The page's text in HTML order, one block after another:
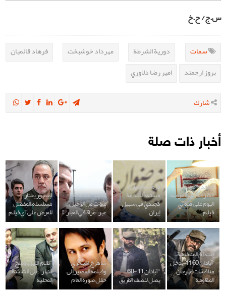
س.ج/ ح.خ
سمات دورية الشرطة مهرداد خوشبخت
فرهاد قائميان
بروز ارجمند
امير رضا دلاوري
شارك
أخبار ذات صلة
شاهد: "دورية
الشرطة" يبدأ عرضه
اليوم على قناة آي
فيلم
فرهاد قائميان:
مستعدٌ للخدمة
كجنديٍّ في سبيل
إيران
شاهد: استعادة
صوت من الرحيل
عبر "مرآة في الغبار"!
الجمهور يختار
مسلسله المفضل
للعرض على آي فيلم
إحتدام المنافسة..
'آبادان 1160' یدخل
منافسات مهرجان
المقاومة
"آبادان 11-60"
يصل لنصف الطريق
شاهرخ استخري
وفيلمه القصير إلى
حفل صورة العام
"ظلام الليل، وضح
النهار" على الشاشة
المحلية